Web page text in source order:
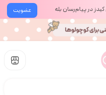
عضویت در پیام‌رسان بله